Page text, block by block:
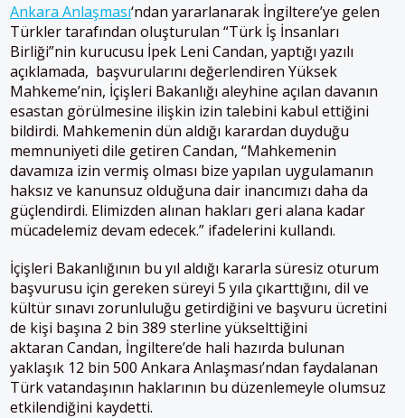
Ankara Anlaşması‘ndan yararlanarak İngiltere’ye gelen
Türkler tarafından oluşturulan “Türk İş İnsanları
Birliği”nin kurucusu İpek Leni Candan, yaptığı yazılı
açıklamada, başvurularını değerlendiren Yüksek
Mahkeme’nin, İçişleri Bakanlığı aleyhine açılan davanın
esastan görülmesine ilişkin izin talebini kabul ettiğini
bildirdi. Mahkemenin dün aldığı karardan duyduğu
memnuniyeti dile getiren Candan, “Mahkemenin
davamıza izin vermiş olması bize yapılan uygulamanın
haksız ve kanunsuz olduğuna dair inancımızı daha da
güçlendirdi. Elimizden alınan hakları geri alana kadar
mücadelemiz devam edecek.” ifadelerini kullandı.
İçişleri Bakanlığının bu yıl aldığı kararla süresiz oturum
başvurusu için gereken süreyi 5 yıla çıkarttığını, dil ve
kültür sınavı zorunluluğu getirdiğini ve başvuru ücretini
de kişi başına 2 bin 389 sterline yükselttiğini
aktaran Candan, İngiltere’de hali hazırda bulunan
yaklaşık 12 bin 500 Ankara Anlaşması’ndan faydalanan
Türk vatandaşının haklarının bu düzenlemeyle olumsuz
etkilendiğini kaydetti.